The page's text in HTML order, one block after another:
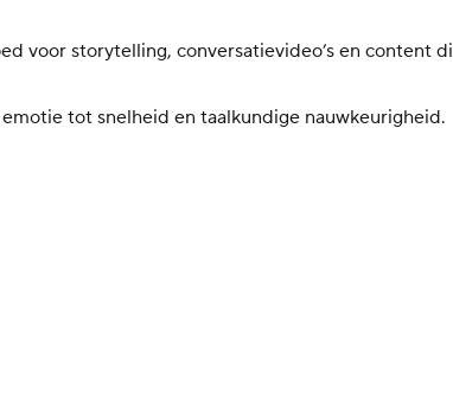
voor storytelling, conversatievideo’s en content
tot snelheid en taalkundige nauwkeurigheid.